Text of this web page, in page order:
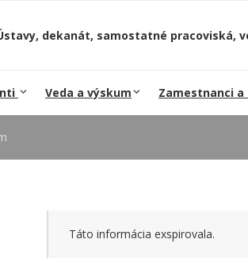
dekanát, samostatné pracoviská,
Veda a výskum Zamestnanci
Táto informácia exspirovala.